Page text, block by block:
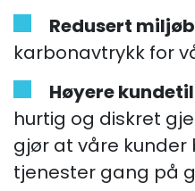
Redusert
karbonavtrykk for
Høyere
hurtig og diskret
gjør at våre
tjenester gang på